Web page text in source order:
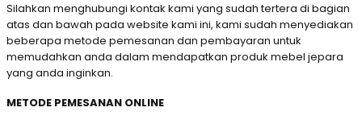
Silahkan menghubungi kontak kami yang sudah tertera di bagian
atas dan bawah pada website kami ini, kami sudah menyediakan
beberapa metode pemesanan dan pembayaran untuk
memudahkan anda dalam mendapatkan produk mebel jepara
yang anda inginkan.
METODE PEMESANAN ONLINE